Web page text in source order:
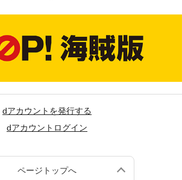
dアカウントを発行する
dアカウントログイン
ページトップへ